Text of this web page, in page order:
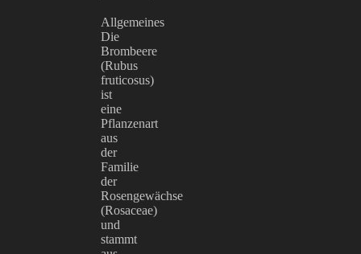
Allgemeines
Die
Brombeere
(Rubus
fruticosus)
ist
eine
Pflanzenart
aus
der
Familie
der
Rosengewächse
(Rosaceae)
und
stammt